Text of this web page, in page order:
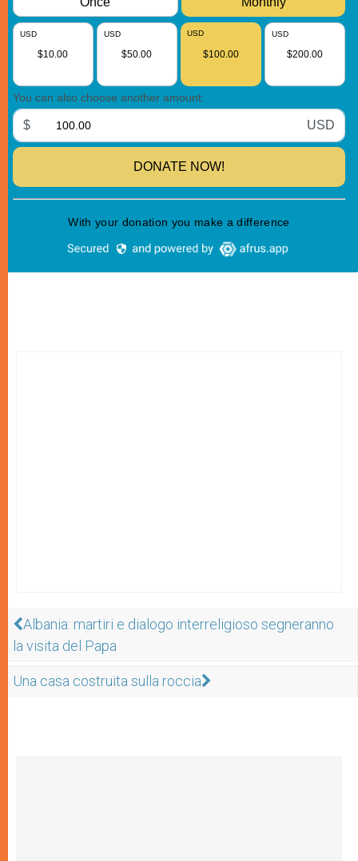
Albania: martiri e dialogo interreligioso segneranno
la visita del Papa
Una casa costruita sulla roccia